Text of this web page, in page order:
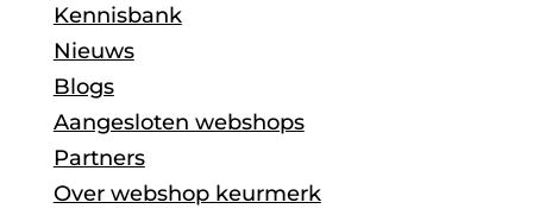
Kennisbank
Nieuws
Blogs
Aangesloten webshops
Partners
Over webshop keurmerk